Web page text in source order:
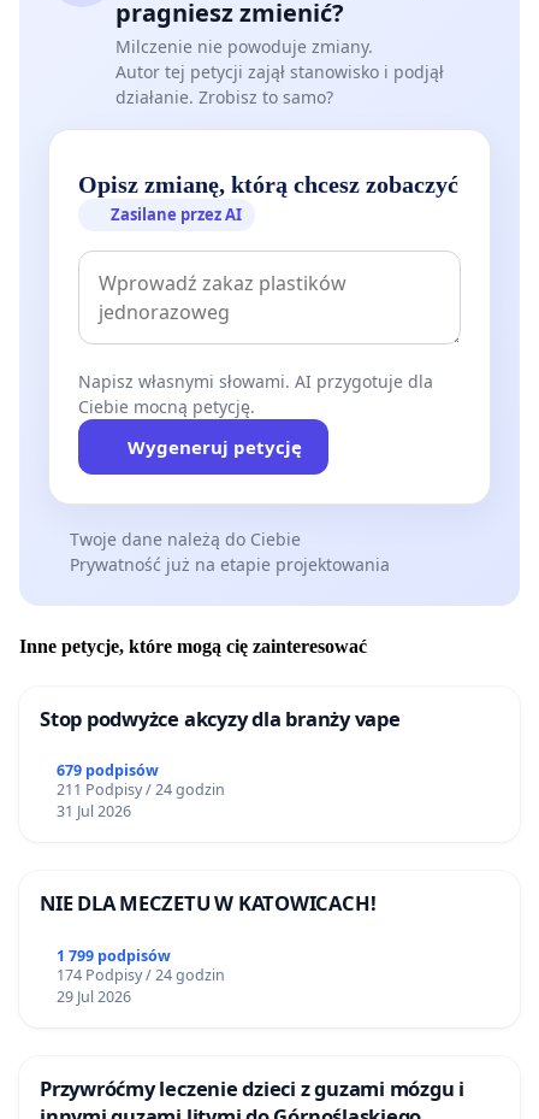
pragniesz zmienić?
Milczenie nie powoduje zmiany.
Autor tej petycji zajął stanowisko i podjął
działanie. Zrobisz to samo?
Opisz zmianę, którą chcesz zobaczyć
Zasilane przez AI
Napisz własnymi słowami. AI przygotuje dla
Ciebie mocną petycję.
Wygeneruj petycję
Twoje dane należą do Ciebie
Prywatność już na etapie projektowania
Inne petycje, które mogą cię zainteresować
Stop podwyżce akcyzy dla branży vape
679 podpisów
211 Podpisy / 24 godzin
31 Jul 2026
NIE DLA MECZETU W KATOWICACH!
1 799 podpisów
174 Podpisy / 24 godzin
29 Jul 2026
Przywróćmy leczenie dzieci z guzami mózgu i